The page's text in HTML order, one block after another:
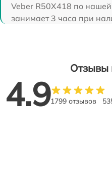
Veber R50X418 по нашей
занимает 3 часа при
Отзывы
4.91799 отзывов